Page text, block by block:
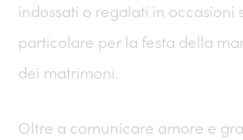
indossati o regalati in occasioni
particolare per la festa della
dei matrimoni.
Oltre a comunicare amore e